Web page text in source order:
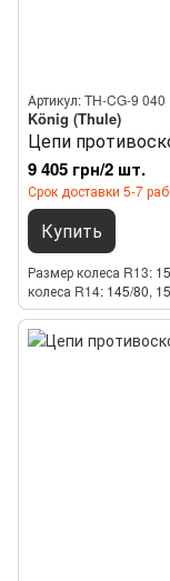
Артикул: TH-CG-9 040
König (Thule)
Цепи
9 405 грн/2 шт.
Срок доставки 5-7
Купить
Размер колеса R13
колеса R14 145/80,